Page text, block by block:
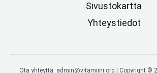
Sivustokartta
Yhteystiedot
Ota yhteyttä: admin@vitamiini.org | Copyright ©